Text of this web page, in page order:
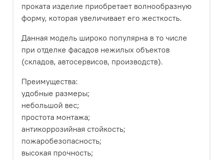
проката изделие приобретает волнообразную
форму, которая увеличивает его жесткость.
Данная модель широко популярна в то числе
при отделке фасадов нежилых объектов
(складов, автосервисов, производств).
Преимущества:
удобные размеры;
небольшой вес;
простота монтажа;
антикоррозийная стойкость;
пожаробезопасность;
высокая прочность;